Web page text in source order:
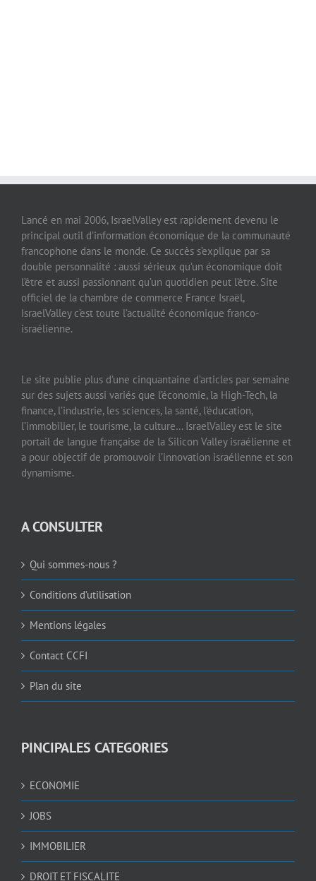
Lancé en mai 2006, IsraelValley est rapidement devenu le
principal outil d’information économique de la communauté
francophone dans le monde. Ce succès s’explique par sa
double personnalité : aussi sérieux qu’un économique doit
l’être et aussi passionnant qu’un quotidien peut l’être. Site
officiel de la chambre de commerce France Israël,
IsraelValley c’est toute l’actualité économique franco-
israélienne.
Le site publie plus d’une cinquantaine d’articles par semaine
sur des sujets aussi variés que l’économie, la High-Tech, la
finance, l’industrie, les sciences, la santé, l’éducation,
l’immobilier, le tourisme, la culture… IsraelValley est le site
portail de langue française de la Silicon Valley israélienne et
a pour objectif de promouvoir l’innovation israélienne et son
dynamisme.
A CONSULTER
Qui sommes-nous ?
Conditions d’utilisation
Mentions légales
Contact CCFI
Plan du site
PINCIPALES CATEGORIES
ECONOMIE
JOBS
IMMOBILIER
DROIT ET FISCALITE